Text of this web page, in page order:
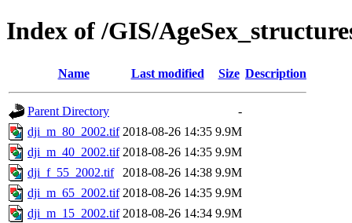
Index of /GIS/
Name Last modified Size Description
Parent Directory
-
dji_m_80_2002.tif 2018-08-26 14:35 9.9M
dji_m_40_2002.tif 2018-08-26 14:35 9.9M
dji_f_55_2002.tif
2018-08-26 14:38 9.9M
dji_m_65_2002.tif 2018-08-26 14:35 9.9M
dji_m_15_2002.tif 2018-08-26 14:34 9.9M